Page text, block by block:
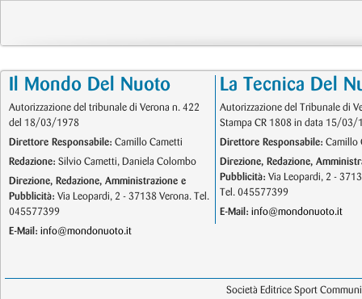
Il Mondo Del Nuoto
Autorizzazione del tribunale di Verona n. 422
del 18/03/1978
Direttore Responsabile: Camillo Cametti
Redazione: Silvio Cametti, Daniela Colombo
Direzione, Redazione, Amministrazione e
Pubblicità: Via Leopardi, 2 - 37138 Verona. Tel.
045577399
E-Mail: info@mondonuoto.it
La Tecnica Del
Autorizzazione del Tribunale di
Stampa CR 1808 in data 15/03/
Direttore Responsabile: Camillo
Direzione, Redazione,
Pubblicità: Via Leopardi, 2 -
Tel. 045577399
E-Mail: info@mondonuoto.it
Società Editrice Sport